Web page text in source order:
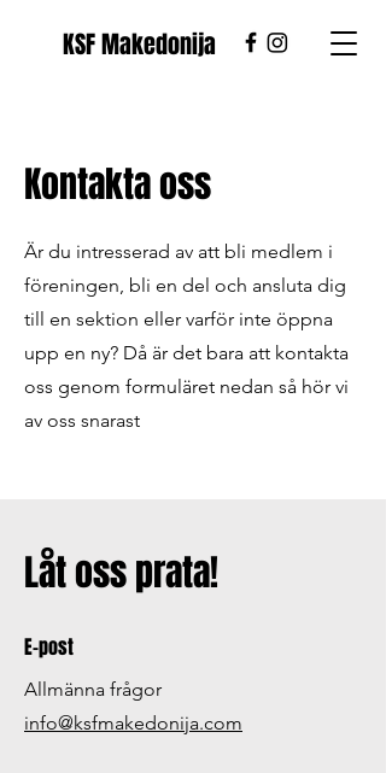
СД
МА О
МАЛ
М
FMAKEDONIJA-MA
KSF Makedonija
Kontakta oss
Är du intresserad av att bli medlem i
föreningen, bli en del och ansluta dig
till en sektion eller varför inte öppna
upp en ny? Då är det bara att kontakta
oss genom formuläret nedan så hör vi
av oss snarast
Låt oss prata!
E-post
Allmänna frågor
info@ksfmakedonija.com